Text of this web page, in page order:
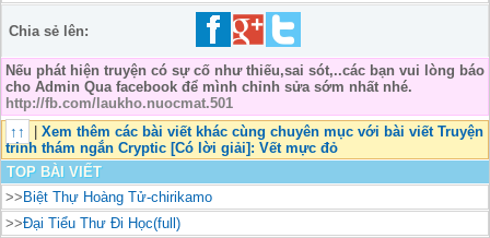
Chia sẻ lên:
Nếu phát hiện truyện có sự cố như thiếu,sai sót,..các bạn vui lòng báo
cho Admin Qua facebook để mình chỉnh sửa sớm nhất nhé.
http://fb.com/laukho.nuocmat.501
↑↑
| Xem thêm các bài viết khác cùng chuyên mục với bài viết Truyện
trinh thám ngắn Cryptic [Có lời giải]: Vết mực đỏ
TOP BÀI VIẾT
>>Biệt Thự Hoàng Tử-chirikamo
>>Đại Tiểu Thư Đi Học(full)